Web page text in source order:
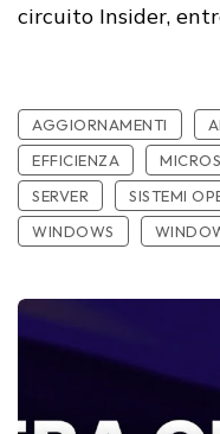
circuito Insider,
AGGIORNAMENTI
EFFICIENZA
SERVER
SISTEMI
WINDOWS